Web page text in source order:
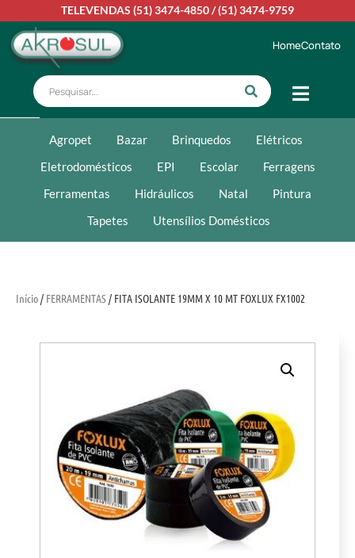
TELEVENDAS (51) 3474-4850/(51) 3474-9759
HomeContato
Agropet Bazar Brinquedos
Elétricos
Eletrodomésticos
EPI Escolar
Ferragens
Ferramentas
Hidráulicos Natal
Pintura
Tapetes
Utensílios Domésticos
Início/ FERRAMENTAS/ FITA ISOLANTE 19MM X 10 MT FOXLUX FX1002